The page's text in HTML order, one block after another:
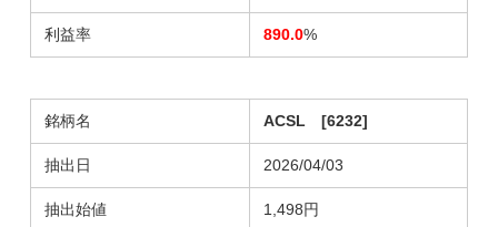
利益率 890.0%
銘柄名 ACSL [6232]
抽出日 2026/04/03
抽出始値 1,498円